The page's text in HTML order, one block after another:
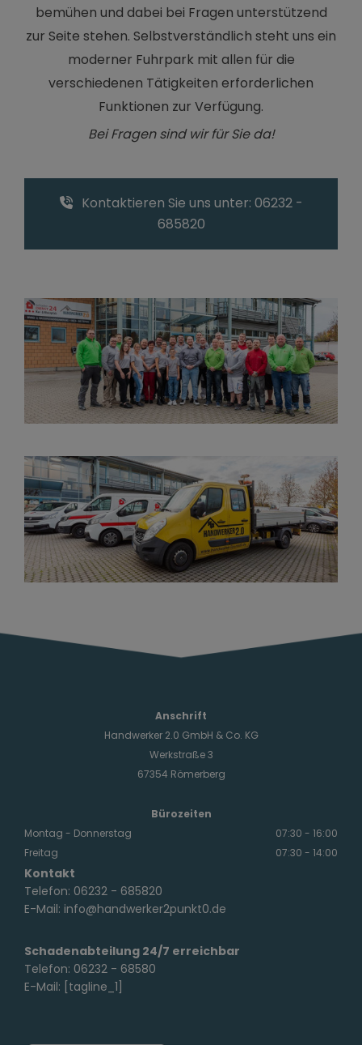
bemühen und dabei bei Fragen unterstützend
zur Seite stehen. Selbstverständlich steht uns ein
moderner Fuhrpark mit allen für die
verschiedenen Tätigkeiten erforderlichen
Funktionen zur Verfügung.
Bei Fragen sind wir für Sie da!
Kontaktieren Sie uns unter: 06232 -
685820
Anschrift
Handwerker 2.0 GmbH & Co. KG
Werkstraße 3
67354 Römerberg
Bürozeiten
Montag - Donnerstag
07:30 - 16:00
Freitag
07:30 - 14:00
Kontakt
Telefon: 06232 - 685820
E-Mail: info@handwerker2punkt0.de
Schadenabteilung 24/7 erreichbar
Telefon: 06232 - 68580
E-Mail: [tagline_1]